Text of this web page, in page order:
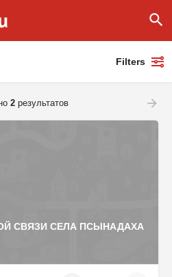
Filters
2результатов
СВЯЗИ СЕЛА ПСЫНАДАХА